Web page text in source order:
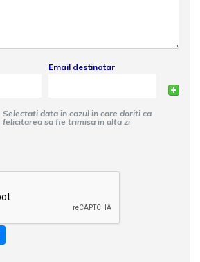
Email destinatar
Selectati data in cazul in care doriti ca
felicitarea sa fie trimisa in alta zi